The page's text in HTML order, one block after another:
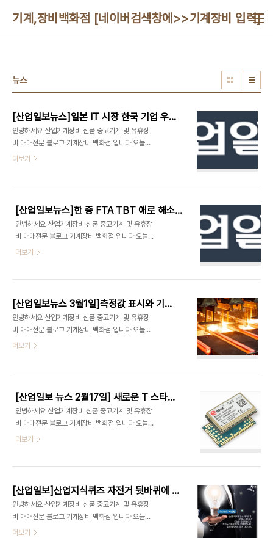
기계,장비백화점 [네이버검색창에>>기계장비 입
뉴스
[산업일보뉴스]일본 IT 시장 한국 기업 우수한 기술 높은 관심
안녕하세요 산업기계장비 신품 중고기계 및 유휴장
비 매매전문 블로그 기계장비 백화점 입니다 오늘은
산업일보에서 제공하는 산업일보 뉴스를 공유합니다
Partnering’ 수출 상담회 및 시장분석 보고서를 발
간했다고 밝혔다. O2O마케팅, 암호화 소프트웨어
등 한국 IT기술이 일본시장 진출이 유망할 것으로 기
대되고 있다. 도쿄올림픽, 마이넘버 등 신규 수요 확
대에 따라 미디어 활용기술, 정보보호 분야 한국 기업
나타났다. 지금까지 일본 국민에 대해 고유번호를 부
더보기
[산업일보뉴스]한 중 FTA TBT 애로 해소 탄력 받을 것
안녕하세요 산업기계장비 신품 중고기계 및 유휴장
비 매매전문 블로그 기계장비 백화점 입니다 오늘은
산업일보에서 제공하는 산업일보 뉴스 한 중 FTA
한·중 자유무역(이하 FTA) 무역기술장벽(이하
TBT) 위원회가 16일 개최됐다. 산업통상자원부(이
하 산업부) 국가기술표준원(이하 국표원)은 한·중 양
국이 한-중 FTA 발효 이후 대두되고 있는 비관세장
벽 애로해소가 시급하다는데 공감해, 한중 FTA 이행
먼저 개최하게 됐다고 밝혔고 TBT 위원회의 운영 및
을..
더보기
[산업일보뉴스 3월1일]측정값 표시와 기록 용지에 프린팅 동시 가능
안녕하세요 산업기계장비 신품 중고기계 및 유휴장
비 매매전문 블로그 기계장비 백화점 입니다 오늘은
산업일보에서 제공하는 산업일보 뉴스를 공유합니다
로 사용빈도 높은 메뉴 설정,웨어러블 기기의 정의와
역사,사람이 몸에 컴퓨터를 착 용하기부터 이식하기
까지,중 절강성 산업용 로봇 수요 봇물(이상 산업일
보제공) 철강시장 통상마찰 한국의 해법은? 전세계
철강 시장이 자국 시장의 보호를 위해 갖은 노력을 기
역에 적신호가 짙게 드리웠다는 지적이 제기됐다. 포
르면 2015년 ..
더보기
[산업일보 뉴스 2월17일] 새로운 T 스타일 시알론 세라믹 인서트
안녕하세요 산업기계장비 신품 중고기계 및 유휴장
비 매매전문 블로그 기계장비 백화점 입니다 오늘은
산업일보에서 제공하는 산업일보 뉴스를 공유합니다
달러 전년대비 34% ↑,새로운 T 스타일 시알론 세
라믹 인서트,불안정 조건 속 우수한 성능 발휘,2020
년 5G 시장 상용화에 나서는 중국의 자세 글로벌 기
업들 주도권 확보 위한 기술개발 한창(이상 산업일보
제공) 2G.3G 연결하는 초소형 무선통신 모듈 개발
더보기
[산업일보]산업지식퀴즈 자전거 뒷바퀴에 있는 톱니바퀴를 무엇이라고 할까요?
안녕하세요 산업기계장비 신품 중고기계 및 유휴장
비 매매전문 블로그 기계장비 백화점 입니다 오늘은
산업일보에서 제공하는 산업일보 지식퀴즈를 공유합
더보기